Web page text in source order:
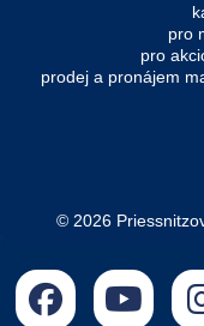
pro
pro
prodej a pronájem
© 2026